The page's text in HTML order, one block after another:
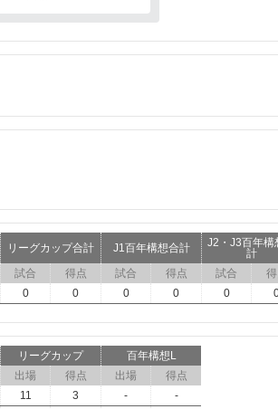
リーグカップ合計 J1百年構想合計
J2・J3百年構
計
試合 得点 試合 得点 試合
0 0 0 0 0
リーグカップ
百年構想L
出場 得点 出場
得点
11 3 -
-